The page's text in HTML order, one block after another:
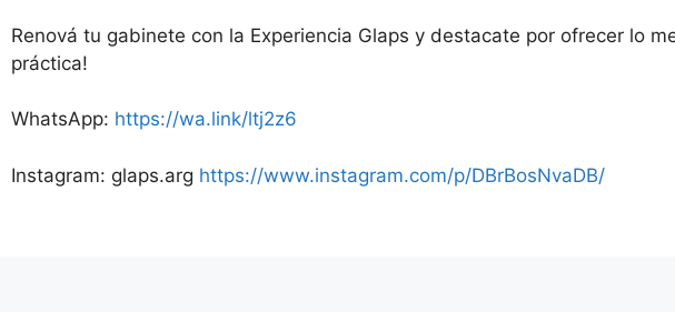
Renová tu gabinete con la Experiencia Glaps y destacate por ofrecer lo
práctica!
WhatsApp: https://wa.link/ltj2z6
Instagram: glaps.arg https://www.instagram.com/p/DBrBosNvaDB/